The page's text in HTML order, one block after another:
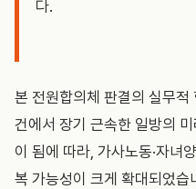
다.
본 전원합의체 판결의 실무
건에서 장기 근속한 일방의
이 됨에 따라, 가사노동·자녀
복 가능성이 크게 확대되었습